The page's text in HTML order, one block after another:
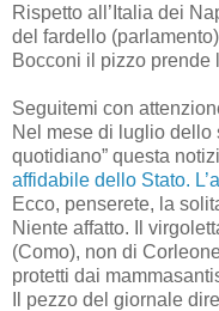
Rispetto all’Italia dei
del fardello
Bocconi il pizzo prende
Seguitemi con
Nel mese di luglio dello
quotidiano” questa
affidabile dello Stato.
Ecco, penserete, la
Niente affatto. Il
(Como), non di
protetti dai
Il pezzo del giornale